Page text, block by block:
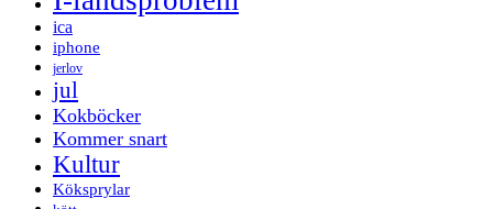
ica
iphone
jerlov
jul
Kokböcker
Kommer snart
Kultur
Köksprylar